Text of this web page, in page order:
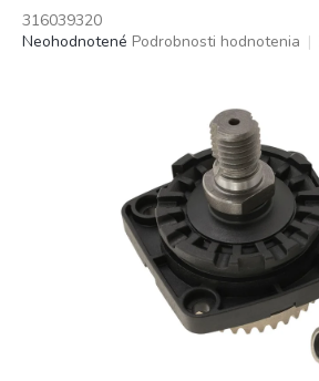
316039320
Priemerné
Neohodnotené Podrobnosti hodnotenia